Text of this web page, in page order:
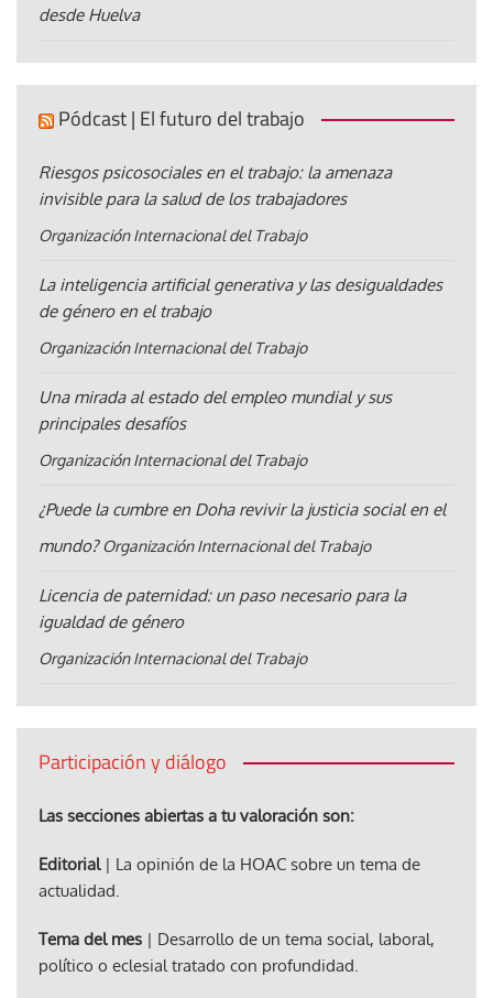
desde Huelva
Pódcast | El futuro del trabajo
Riesgos psicosociales en el trabajo: la amenaza
invisible para la salud de los trabajadores
Organización Internacional del Trabajo
La inteligencia artificial generativa y las desigualdades
de género en el trabajo
Organización Internacional del Trabajo
Una mirada al estado del empleo mundial y sus
principales desafíos
Organización Internacional del Trabajo
¿Puede la cumbre en Doha revivir la justicia social en el
mundo? Organización Internacional del Trabajo
Licencia de paternidad: un paso necesario para la
igualdad de género
Organización Internacional del Trabajo
Participación y diálogo
Las secciones abiertas a tu valoración son:
Editorial| La opinión de la HOAC sobre un tema de
actualidad.
Tema del mes | Desarrollo de un tema social, laboral,
político o eclesial tratado con profundidad.